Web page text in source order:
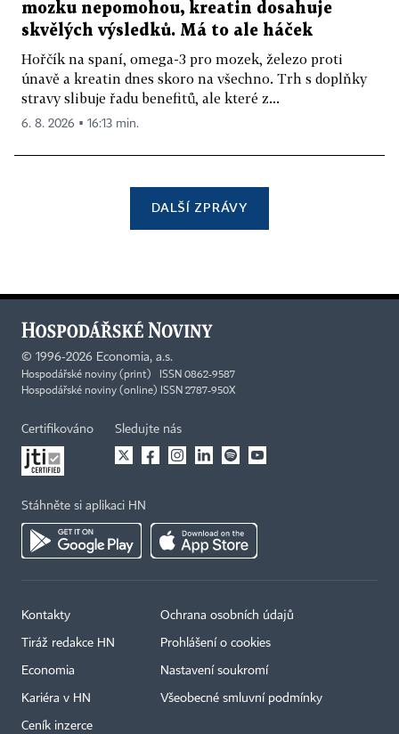
mozku nepomohou, kreatin dosahuje
skvělých výsledků. Má to ale háček
Hořčík na spaní, omega-3 pro mozek, železo proti
únavě a kreatin dnes skoro na všechno. Trh s doplňky
stravy slibuje řadu benefitů, ale které z...
6. 8. 2026 ▪ 16:13 min.
DALŠÍ ZPRÁVY
© 1996-2026 Economia, a.s.
Hospodářské noviny (print) ISSN 0862-9587
Hospodářské noviny (online) ISSN 2787-950X
Certifikováno Sledujte nás
Stáhněte si aplikaci HN
Kontakty
Tiráž redakce HN
Economia
Kariéra v HN
Ceník inzerce
Ochrana osobních údajů
Prohlášení o cookies
Nastavení soukromí
Všeobecné smluvní podmínky